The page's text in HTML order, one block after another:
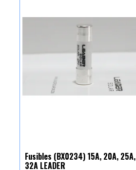
Fusibles (BX0234) 15A, 20A, 25A,
32A LEADER